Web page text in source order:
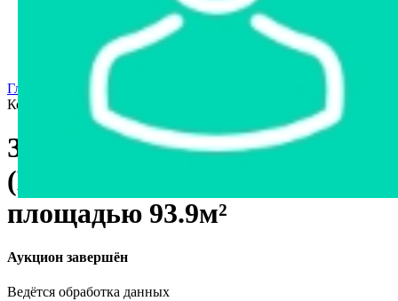
Арестованное имущество
Реестр несостоявшихся торгов
Реестр переоценок
Государственное имущество
Главная страница
Ковшово (Мстиславский район) площадью 93.9м²
Здание сарая в д. Ковшово
(Мстиславский район)
площадью 93.9м²
Аукцион завершён
Ведётся обработка данных